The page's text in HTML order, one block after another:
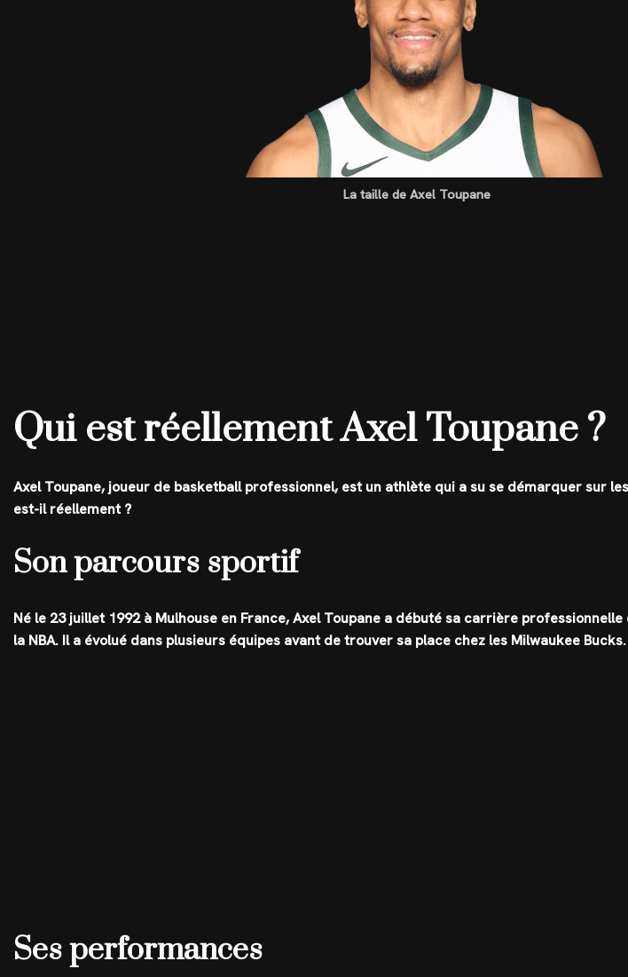
La taille de Axel Toupane
Qui est réellement Axel Toupane ?
Axel Toupane, joueur de basketball professionnel, est un athlète qui a su se démarquer sur
est-il réellement ?
Son parcours sportif
Né le 23 juillet 1992 à Mulhouse en France, Axel Toupane a débuté sa carrière
la NBA. Il a évolué dans plusieurs équipes avant de trouver sa place chez les Milwaukee Bucks.
Ses performances